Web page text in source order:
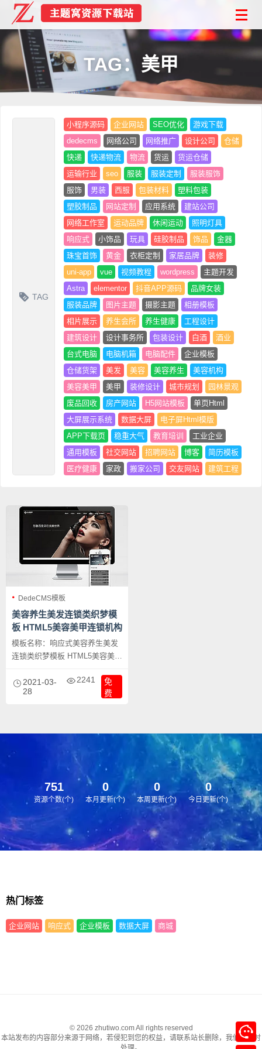
TAG：美甲
TAG
小程序源码 企业网站 SEO优化
游戏下载
dedecms
网络公司 网络推广 设计公司
仓储
快递
快递物流 物流 货运
货运仓储
运输行业
seo 服装 服装定制
服装服饰
服饰
男装 西服 包装材料
塑料包装
塑胶制品
网站定制 应用系统
建站公司
网络工作室
运动品牌 休闲运动
照明灯具
响应式
小饰品 玩具 硅胶制品 饰品
金器
珠宝首饰
黄金 衣柜定制 家居品牌
装修
uni-app
vue 视频教程 wordpress
主题开发
Astra
elementor 抖音APP源码
品牌女装
服装品牌
图片主题 摄影主题
相册模板
相片展示
养生会所 养生健康
工程设计
建筑设计
设计事务所 包装设计 白酒
酒业
台式电脑
电脑机箱 电脑配件
企业模板
仓储货架
美发 美容 美容养生
美容机构
美容美甲
美甲 装修设计 城市规划
园林景观
废品回收
房产网站 H5网站模板
单页Html
大屏展示系统
数据大屏
电子屏Html模版
APP下载页
稳重大气 教育培训
工业企业
通用模板
社交网站 招聘网站 博客
简历模板
医疗健康
家政 搬家公司 交友网站 建筑工程
DedeCMS模板
美容养生美发连锁类织梦模
板 HTML5美容美甲连锁机构
网站源码下载
模板名称：响应式美容养生美发
连锁类织梦模板 HTML5美容美甲
梦模板以黑灰系为主，采用现在
非常流行的全屏自适应布局设
小而自动排版，很大程度上改善
分显示器分辨率尺寸哦。模板整
体以黑灰为主色调，适合做各种
类型的网站。
2021-03-
28
2241
免
费
751
资源个数(个)
0
本月更新(个)
0
本周更新(个)
0
今日更新(个)
热门标签
企业网站 响应式 企业模板 数据大屏 商城
© 2026 zhutiwo.com All rights reserved
本站发布的内容部分来源于网络，若侵犯到您的权益，请联系站长删除，我们将及时